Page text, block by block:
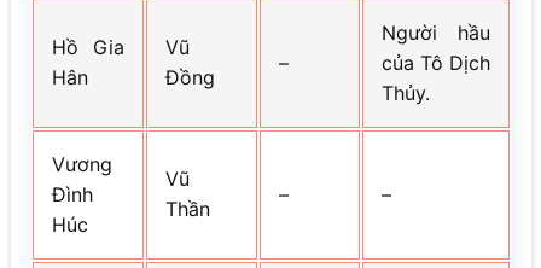
Hồ Gia
Hân
Vũ
Đồng
–
Người hầu
của Tô Dịch
Thủy.
Vương
Đình
Húc
Vũ
Thần
– –